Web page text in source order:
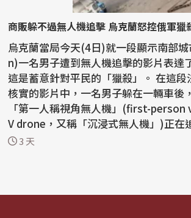
商販躲不過無人機追擊 烏克蘭怒控俄軍獵
烏克蘭當局今天(4日)就一段顯示南部
n)一名男子遭到無人機追擊的影片表達
這是蓄意針對平民的「獵殺」。 在這段法新社無法立即
核實的影片中，一名男子躲在一輛車後
「第一人稱視角無人機」(first-
V drone，又稱「沉浸式無人機」)正在
爆...3 天